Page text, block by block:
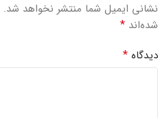
نشانی ایمیل شما منتشر نخواهد شد.
شده‌اند *
دیدگاه *